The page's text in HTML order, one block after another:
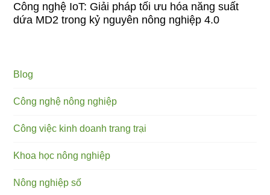
Công nghệ IoT: Giải pháp tối ưu hóa năng suất
dứa MD2 trong kỷ nguyên nông nghiệp 4.0
Blog
Công nghệ nông nghiệp
Công việc kinh doanh trang trại
Khoa học nông nghiệp
Nông nghiệp số